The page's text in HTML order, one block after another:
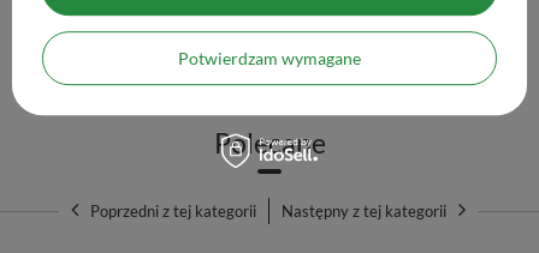
Więcej opcji
Polecane
Poprzedni z tej kategorii Następny z tej kategorii
Potwierdzam wymagane